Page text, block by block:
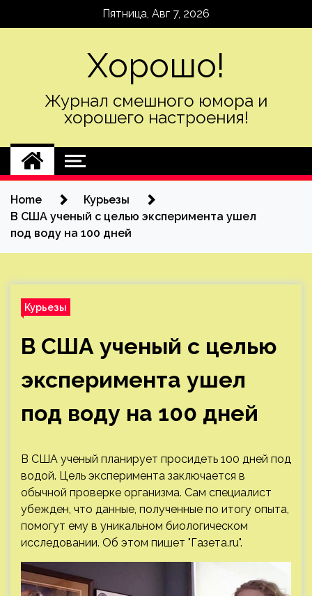
Пятница, Авг 7, 2026
Хорошо!
Журнал смешного юмора и
хорошего настроения!
Home
Курьезы
В США ученый с целью эксперимента ушел
под воду на 100 дней
Курьезы
В США ученый с целью
эксперимента ушел
под воду на 100 дней
В США ученый планирует просидеть 100 дней под
водой. Цель эксперимента заключается в
обычной проверке организма. Сам специалист
убежден, что данные, полученные по итогу опыта,
помогут ему в уникальном биологическом
исследовании. Об этом пишет "Газета.ru".